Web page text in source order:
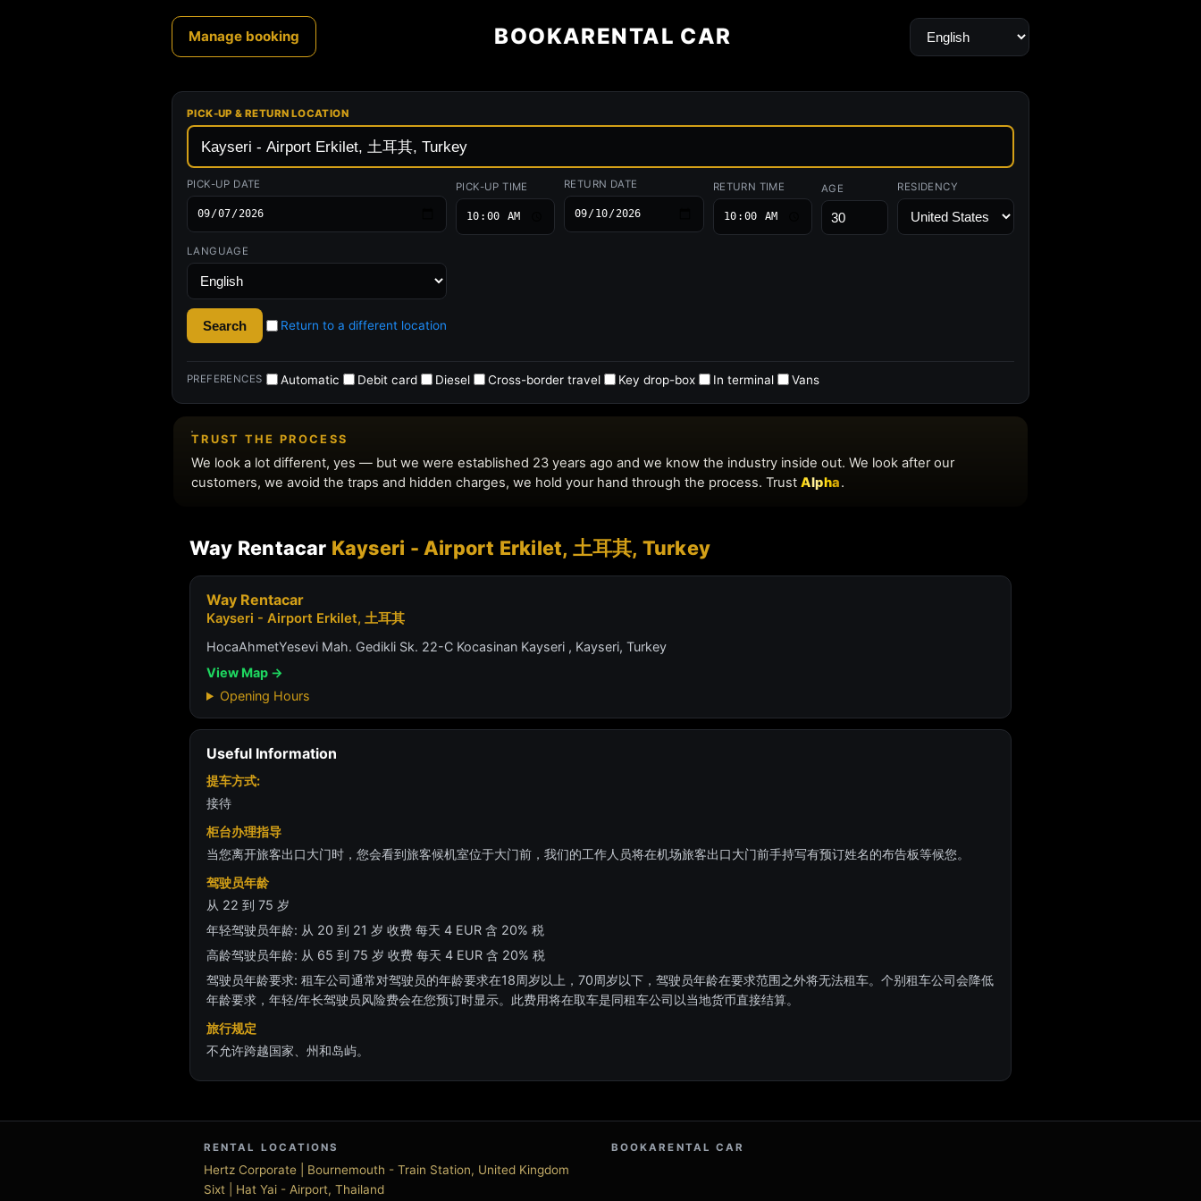
Way Rentacar Kayseri - Airport Erkilet, 土耳其, Turkey
Way Rentacar
Kayseri - Airport Erkilet, 土耳其
HocaAhmetYesevi Mah. Gedikli Sk. 22-C Kocasinan Kayseri , Kayseri, Turkey
View Map →
Opening Hours
Useful Information
提车方式:
接待
柜台办理指导
当您离开旅客出口大门时，您会看到旅客候机室位于大门前，我们的工作人员将在机场旅客出口大门前手持写有预订姓名的布告板等候您。
驾驶员年龄
从 22 到 75 岁
年轻驾驶员年龄: 从 20 到 21 岁 收费 每天 4 EUR 含 20% 税
高龄驾驶员年龄: 从 65 到 75 岁 收费 每天 4 EUR 含 20% 税
驾驶员年龄要求: 租车公司通常对驾驶员的年龄要求在18周岁以上，70周岁以下，驾驶员年龄在要求范围之外将无法租车。个别租车公司会降低
年龄要求，年轻/年长驾驶员风险费会在您预订时显示。此费用将在取车是同租车公司以当地货币直接结算。
旅行规定
不允许跨越国家、州和岛屿。
RENTAL LOCATIONS
Hertz Corporate | Bournemouth - Train Station, United Kingdom
Sixt | Hat Yai - Airport, Thailand
BOOKARENTAL CAR